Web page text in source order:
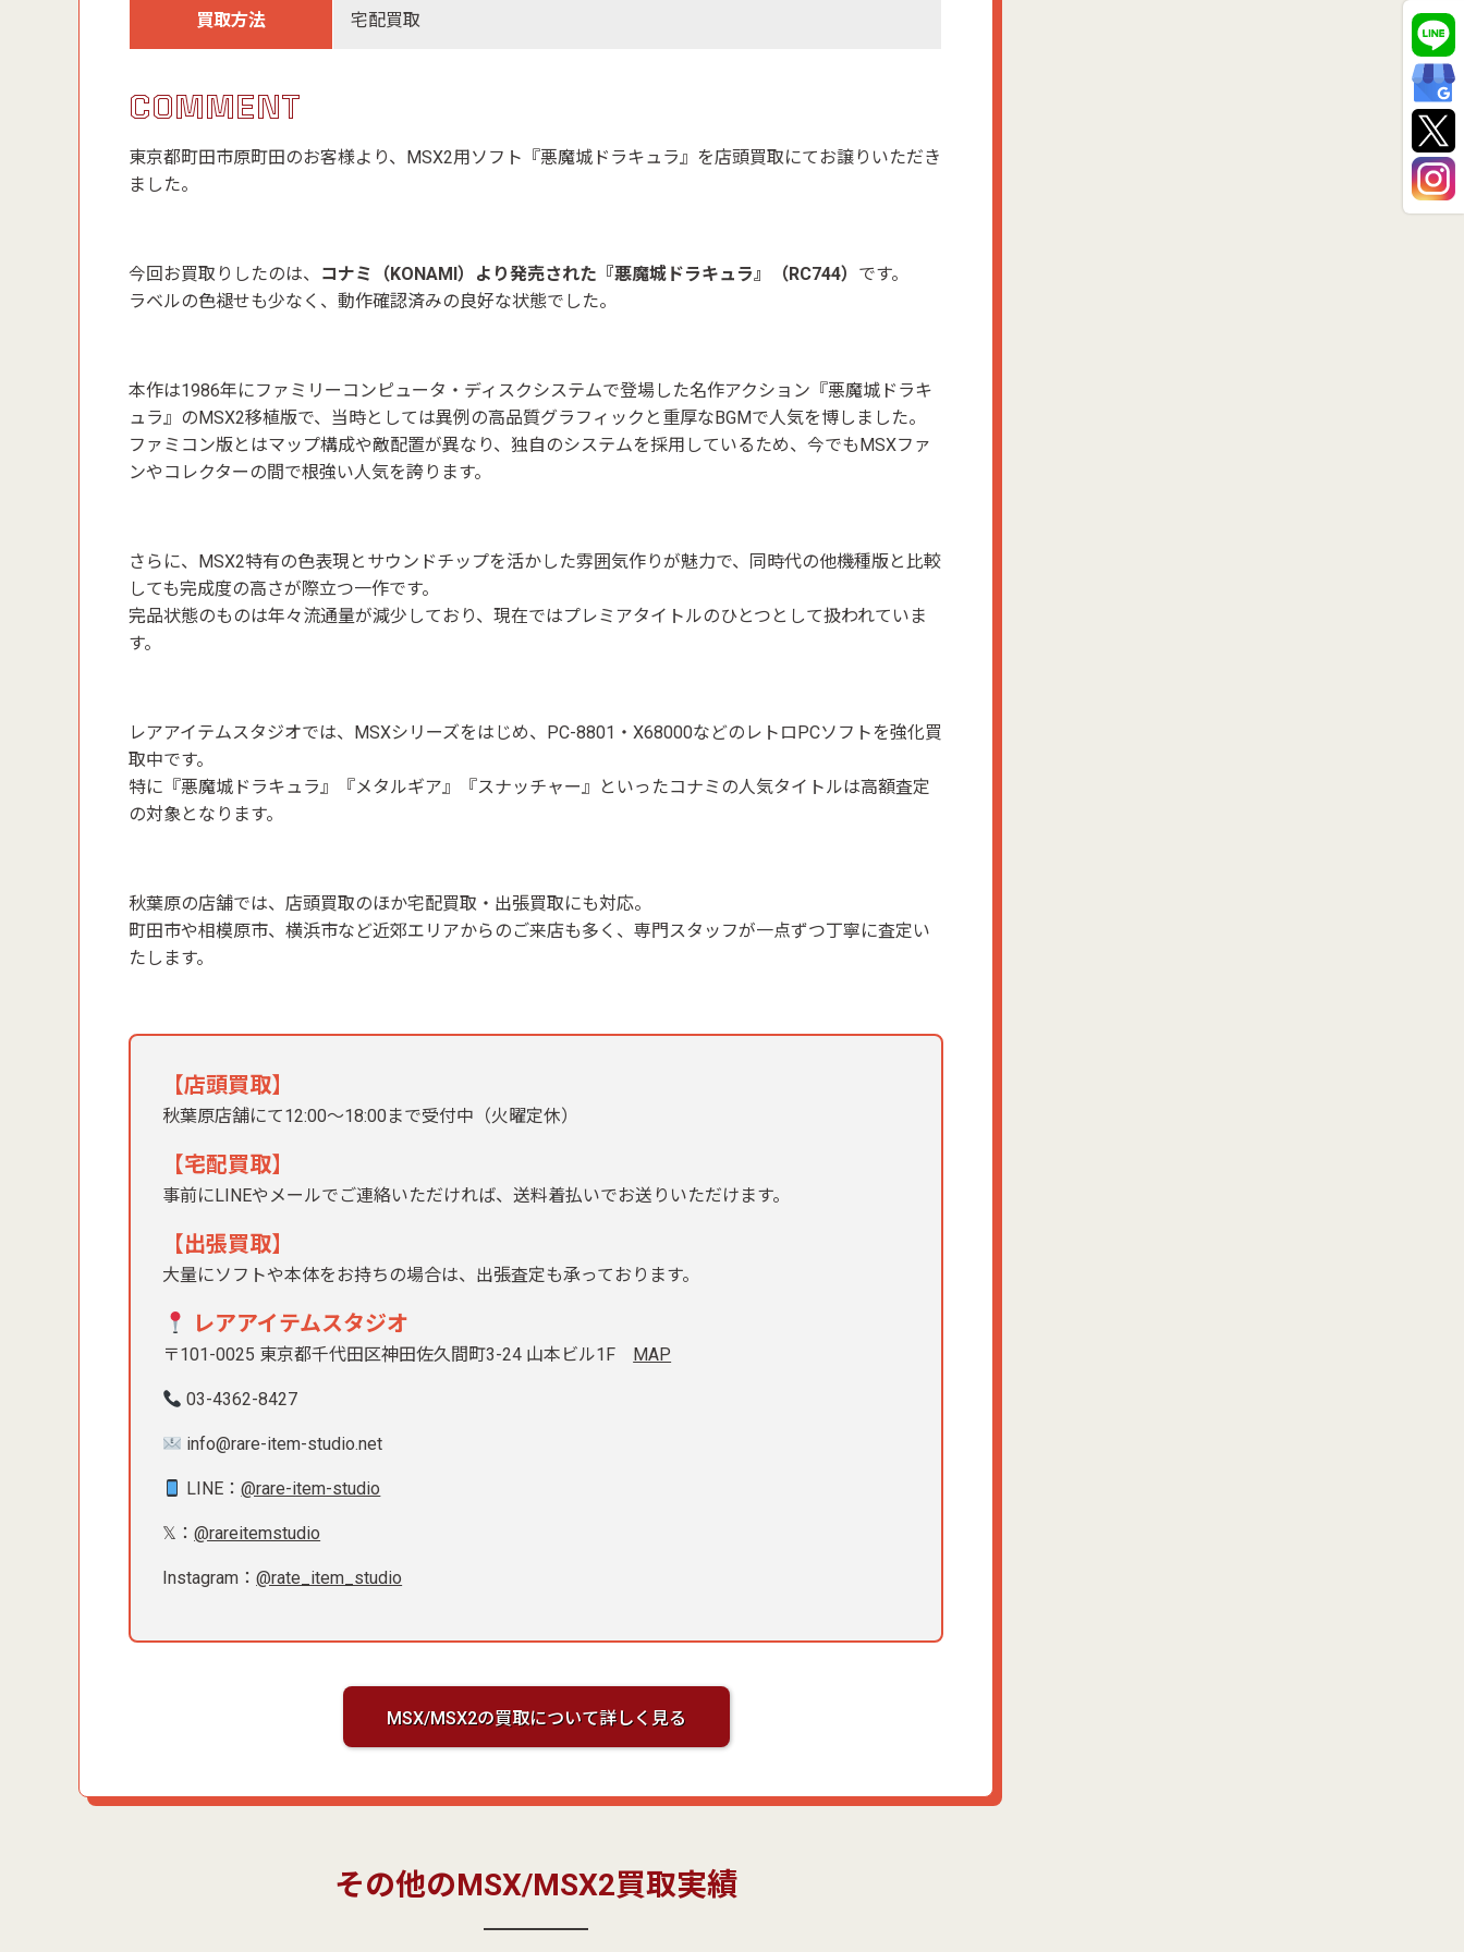
買取方法 宅配買取
COMMENT
東京都町田市原町田のお客様より、MSX2用ソフト『悪魔城ドラキュラ』を店頭買取にてお譲りいただき
ました。
今回お買取りしたのは、 コナミ（KONAMI）より発売された『悪魔城ドラキュラ』（RC744） です。
ラベルの色褪せも少なく、動作確認済みの良好な状態でした。
本作は1986年にファミリーコンピュータ・ディスクシステムで登場した名作アクション『悪魔城ドラキ
ュラ』のMSX2移植版で、当時としては異例の高品質グラフィックと重厚なBGMで人気を博しました。
ファミコン版とはマップ構成や敵配置が異なり、独自のシステムを採用しているため、今でもMSXファ
ンやコレクターの間で根強い人気を誇ります。
さらに、MSX2特有の色表現とサウンドチップを活かした雰囲気作りが魅力で、同時代の他機種版と比較
しても完成度の高さが際立つ一作です。
完品状態のものは年々流通量が減少しており、現在ではプレミアタイトルのひとつとして扱われていま
す。
レアアイテムスタジオでは、MSXシリーズをはじめ、PC-8801・X68000などのレトロPCソフトを強化買
取中です。
特に『悪魔城ドラキュラ』『メタルギア』『スナッチャー』といったコナミの人気タイトルは高額査定
の対象となります。
秋葉原の店舗では、店頭買取のほか宅配買取・出張買取にも対応。
町田市や相模原市、横浜市など近郊エリアからのご来店も多く、専門スタッフが一点ずつ丁寧に査定い
たします。
【店頭買取】
秋葉原店舗にて12:00〜18:00まで受付中（火曜定休）
【宅配買取】
事前にLINEやメールでご連絡いただければ、送料着払いでお送りいただけます。
【出張買取】
大量にソフトや本体をお持ちの場合は、出張査定も承っております。
レアアイテムスタジオ
〒101-0025 東京都千代田区神田佐久間町3-24 山本ビル1F MAP
03-4362-8427
info@rare-item-studio.net
LINE：@rare-item-studio
𝕏：@rareitemstudio
Instagram：@rate_item_studio
MSX/MSX2の買取について詳しく見る
その他のMSX/MSX2買取実績